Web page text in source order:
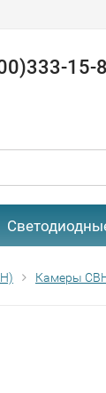
15-
Камеры